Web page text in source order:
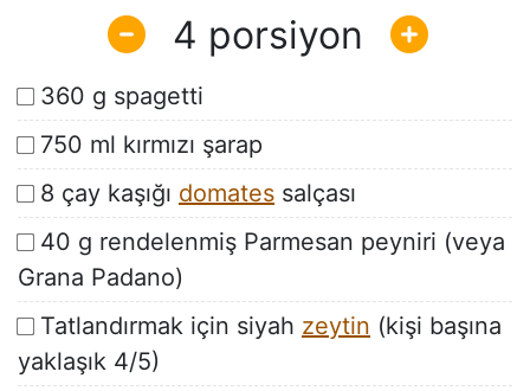
4
360 g spagetti
750 ml kırmızı şarap
8 çay kaşığı domates salçası
40 g rendelenmiş Parmesan peyniri (veya
Grana Padano)
Tatlandırmak için siyah zeytin (kişi başına
yaklaşık 4/5)